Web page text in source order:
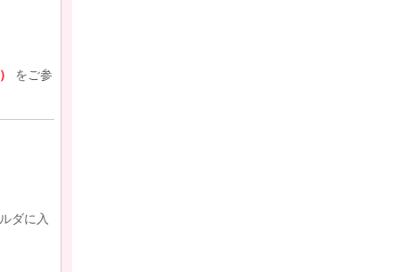
をご参
ダに入